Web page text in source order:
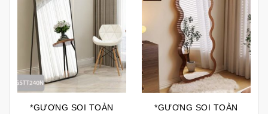
*GƯƠNG SOI TOÀN
*GƯƠNG SOI TOÀN